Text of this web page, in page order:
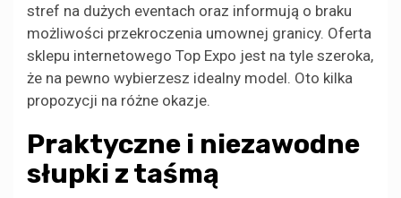
stref na dużych eventach oraz informują o braku
możliwości przekroczenia umownej granicy. Oferta
sklepu internetowego Top Expo jest na tyle szeroka,
że na pewno wybierzesz idealny model. Oto kilka
propozycji na różne okazje.
Praktyczne i niezawodne
słupki z taśmą